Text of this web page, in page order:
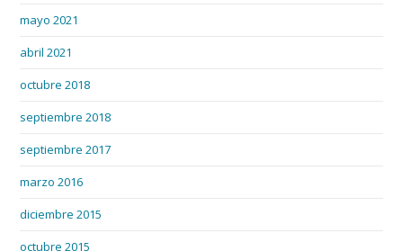
mayo 2021
abril 2021
octubre 2018
septiembre 2018
septiembre 2017
marzo 2016
diciembre 2015
octubre 2015